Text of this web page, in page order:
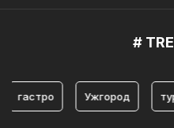
#
Ужгород